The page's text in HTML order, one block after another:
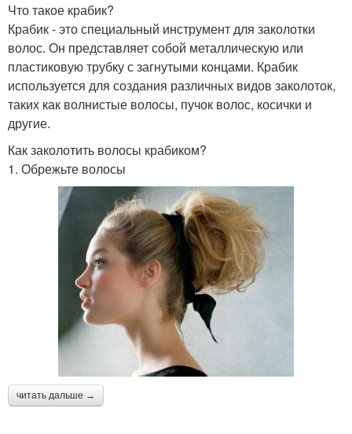
Что такое крабик?
Крабик - это специальный инструмент для заколотки
волос. Он представляет собой металлическую или
пластиковую трубку с загнутыми концами. Крабик
используется для создания различных видов заколоток,
таких как волнистые волосы, пучок волос, косички и
другие.
Как заколотить волосы крабиком?
1. Обрежьте волосы
читать дальше →